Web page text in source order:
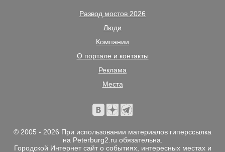
Развод мостов 2026
Люди
Компании
О портале и контакты
Реклама
Места
© 2005 - 2026 При использовании материалов гиперссылка
на Peterburg2.ru обязательна.
Городской Интернет сайт о событиях, интересных местах и